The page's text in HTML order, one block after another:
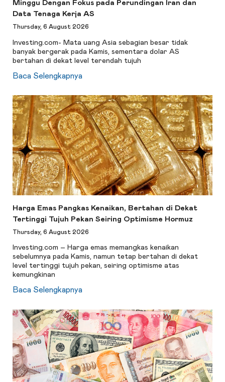
Minggu Dengan Fokus pada Perundingan Iran dan
Data Tenaga Kerja AS
Thursday, 6 August 2026
Investing.com- Mata uang Asia sebagian besar tidak
banyak bergerak pada Kamis, sementara dolar AS
bertahan di dekat level terendah tujuh
Baca Selengkapnya
Harga Emas Pangkas Kenaikan, Bertahan di Dekat
Tertinggi Tujuh Pekan Seiring Optimisme Hormuz
Thursday, 6 August 2026
Investing.com – Harga emas memangkas kenaikan
sebelumnya pada Kamis, namun tetap bertahan di dekat
level tertinggi tujuh pekan, seiring optimisme atas
kemungkinan
Baca Selengkapnya